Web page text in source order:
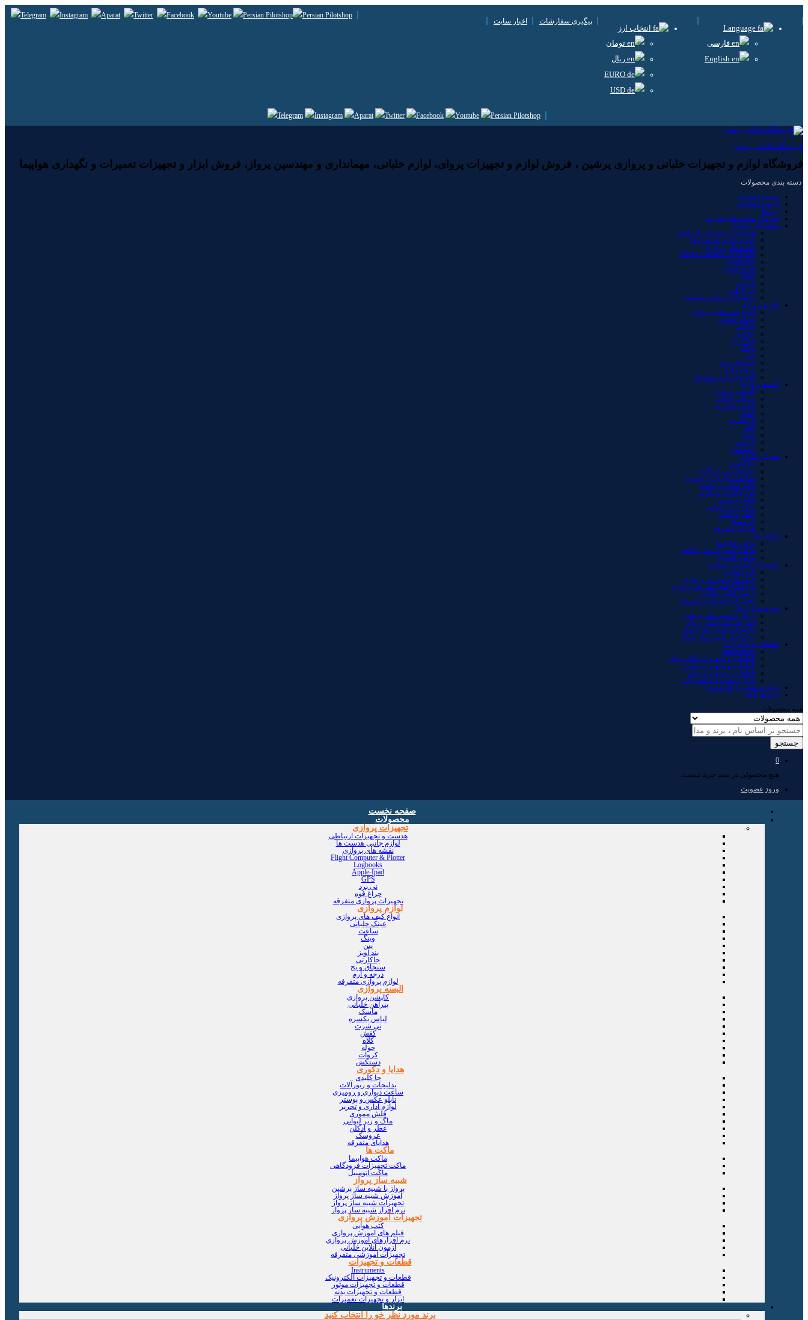
فارسی
انتخاب ارز
تومان
ریال
پیگیری سفارشات اخبار سایت
فروشگاه خلبانی پرشین
فروشگاه لوازم و تجهیزات خلبانی و پروازی پرشین ، فروش لوازم و تجهیزات پروای، لوازم خلبانی، مهمانداری و مهندسین پرواز، فروش ابزار و تجهیزات تعمیرات و نگهداری هواپیما
دسته بندی محصولات
صفحه نخست
فروش هواپیما
برندها
خرید از سایت های خارجی
تجهیزات پروازی
هدست و تجهیزات ارتباطی
لوازم جانبی هدست ها
نقشه های پروازی
Flight Computer & Plotter
Logbooks
Apple-Ipad
GPS
نی برد
چراغ قوه
تجهیزات پروازی متفرقه
لوازم پروازی
انواع کیف های پروازی
عینک خلبانی
ساعت
بند آویز
جاکارتی
وینگ
پین
سنجاق و بج
درجه و آرم
لوازم پروازی متفرقه
البسه پروازی
کاپشن پروازی
پیراهن خلبانی
لباس یکسره
کفش
تی شرت
کلاه
حوله
کروات
دستکش
هدایا و دکوری
جا کلیدی
بدلیجات و زیورآلات
ساعت دیواری و رومیزی
تابلو عکس و پوستر
لوازم اداری و تحریر
فلش مموری
ماگ و زیر لیوانی
عطر و ادکلن
عروسک
هدایای متفرقه
ماکت ها
ماکت هواپیما
ماکت تجهیزات فرودگاهی
ماکت اتومبیل
تجهیزات آموزش پروازی
کتب هوایی
فیلم های آموزش پروازی
نرم افزارهای آموزش پروازی
آزمون آنلاین خلبانی
تجهیزات آموزشی متفرقه
شبیه ساز پرواز
پرواز با شبیه ساز پرشین
آموزش شبیه ساز پرواز
تجهیزات شبیه ساز پرواز
نرم افزار شبیه ساز پرواز
قطعات و تجهیزات
Instruments
قطعات و تجهیزات الکترونیک
قطعات و تجهیزات موتور
قطعات و تجهیزات بدنه
ابزار و تجهیزات تعمیرات
بازارچه هوایی ( کارکرده )
ارتباط با ما
همه محصولات
جستجو
0
هیچ محصولی در سبد خرید نیست.
ورود عضویت
صفحه نخست
محصولات
تجهیزات پروازی
هدست و تجهیزات ارتباطی
لوازم جانبی هدست ها
نقشه های پروازی
Flight Computer & Plotter
Logbooks
Apple-Ipad
GPS
نی برد
چراغ قوه
تجهیزات پروازی متفرقه
لوازم پروازی
انواع کیف های پروازی
عینک خلبانی
ساعت
وینگ
پین
بند آویز
جاکارتی
سنجاق و بج
درجه و آرم
لوازم پروازی متفرقه
البسه پروازی
کاپشن پروازی
پیراهن خلبانی
ماسک
لباس یکسره
تی شرت
کفش
کلاه
حوله
کروات
دستکش
هدایا و دکوری
جا کلیدی
بدلیجات و زیورآلات
ساعت دیواری و رومیزی
تابلو عکس و پوستر
لوازم اداری و تحریر
فلش مموری
ماگ و زیر لیوانی
عطر و ادکلن
عروسک
هدایای متفرقه
ماکت ها
ماکت هواپیما
ماکت تجهیزات فرودگاهی
ماکت اتومبیل
شبیه ساز پرواز
پرواز با شبیه ساز پرشین
آموزش شبیه ساز پرواز
تجهیزات شبیه ساز پرواز
نرم افزار شبیه ساز پرواز
تجهیزات آموزش پروازی
کتب هوایی
فیلم های آموزش پروازی
نرم افزارهای آموزش پروازی
آزمون آنلاین خلبانی
تجهیزات آموزشی متفرقه
قطعات و تجهیزات
Instruments
قطعات و تجهیزات الکترونیک
قطعات و تجهیزات موتور
قطعات و تجهیزات بدنه
ابزار و تجهیزات تعمیرات
برندها
برند مورد نظر خو را انتخاب کنید